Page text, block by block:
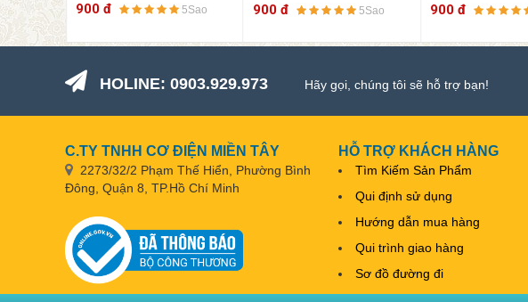
đ 5Sao 900 đ 5Sao 900 đ 5Sao
HOLINE: 0903.929.973 Hãy gọi, chúng tôi sẽ hỗ trợ bạn!
C.TY TNHH CƠ ĐIỆN MIỀN TÂY
2273/32/2 Phạm Thế Hiển, Phường Bình
Đông, Quận 8, TP.Hồ Chí Minh
HỖ TRỢ KHÁCH HÀNG
Tìm Kiếm Sản Phẩm
Qui định sử dụng
Hướng dẫn mua hàng
Qui trình giao hàng
Sơ đồ đường đi